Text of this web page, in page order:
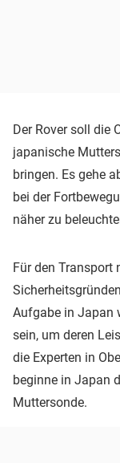
Der Rover soll die
japanische
bringen. Es gehe
bei der
näher zu
Für den Transport
Aufgabe in Japan
sein, um deren
die Experten in
beginne in Japan
Muttersonde.